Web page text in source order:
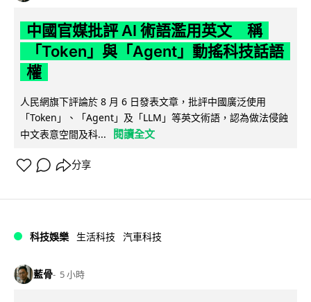
中國官媒批評 AI 術語濫用英文 稱
「Token」與「Agent」動搖科技話語
權
人民網旗下評論於 8 月 6 日發表文章，批評中國廣泛使用
「Token」、「Agent」及「LLM」等英文術語，認為做法侵蝕
中文表意空間及科...
閱讀全文
分享
科技娛樂 生活科技 汽車科技
藍骨 5 小時